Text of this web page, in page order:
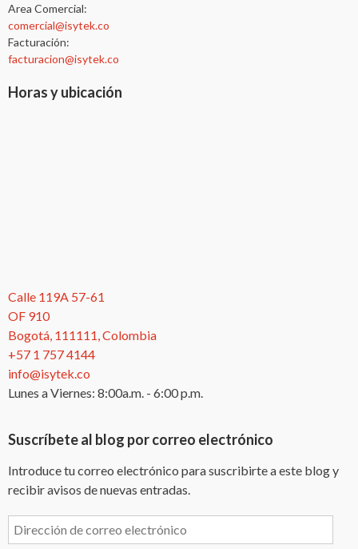
Area Comercial:
comercial@isytek.co
Facturación:
facturacion@isytek.co
Horas y ubicación
Calle 119A 57-61
OF 910
Bogotá, 111111, Colombia
+57 1 757 4144
info@isytek.co
Lunes a Viernes: 8:00a.m. - 6:00 p.m.
Suscríbete al blog por correo electrónico
Introduce tu correo electrónico para suscribirte a este blog y
recibir avisos de nuevas entradas.
Dirección
de